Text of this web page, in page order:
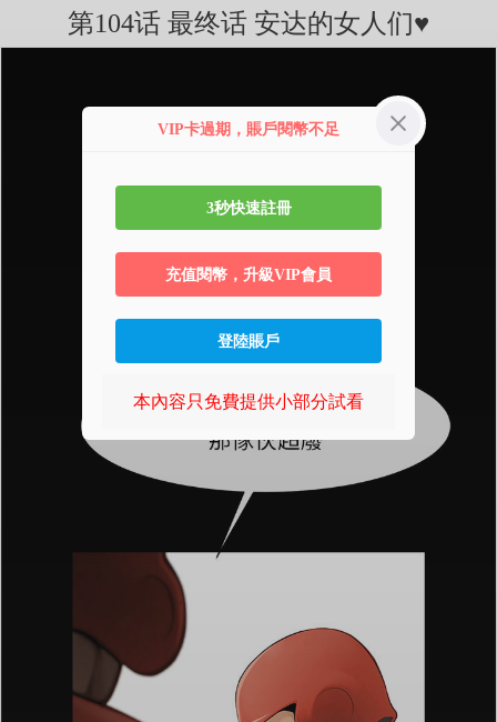
第104话 最终话 安达的女人们♥
VIP卡過期，賬戶閱幣不足
3秒快速註冊
充值閱幣，升級VIP會員
登陸賬戶
本內容只免費提供小部分試看